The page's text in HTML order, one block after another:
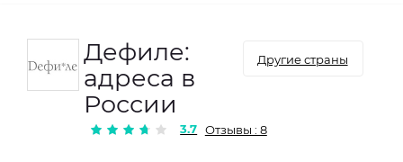
Дефиле:
адреса в
России
Другие страны
3.7 Отзывы : 8